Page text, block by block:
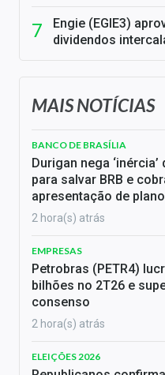
Engie (EGIE3)
dividendos
MAIS NOTÍCIAS
BANCO DE BRASÍLIA
Durigan nega ‘inércia’
para salvar BRB e
apresentação de
2 hora(s) atrás
EMPRESAS
Petrobras (PETR4)
bilhões no 2T26 e
consenso
2 hora(s) atrás
ELEIÇÕES 2026